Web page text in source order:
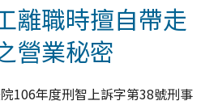
離職時擅自帶走
營業秘密
106年度刑智上訴字第38號刑事